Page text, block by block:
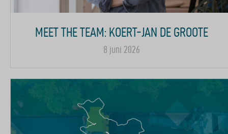
MEET THE TEAM: KOERT-JAN DE GROOTE
8 juni 2026